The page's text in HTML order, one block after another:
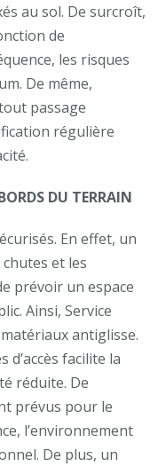
au sol. De surcroît,
de
les risques
De même,
passage
régulière
DU TERRAIN
En effet, un
et les
prévoir un espace
Ainsi, Service
antiglisse.
d’accès facilite la
réduite. De
prévus pour le
l’environnement
De plus, un